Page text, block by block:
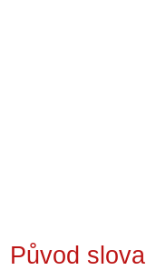
Původ slova